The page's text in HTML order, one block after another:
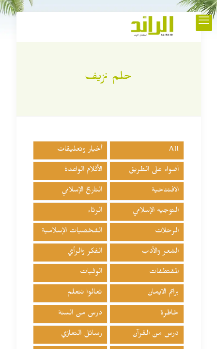
حلم نزيف
All أخبار وتعليقات
أضواء على الطريق الأقلام الواعدة
الافتتاحية التاريخ الإسلامي
التوجيه الإسلامي الرثاء
الرحلات الشخصيات الإسلامية
الشعر والأدب الفكر والرأي
المقتطفات الوفيات
براعم الايمان تعالوا نتعلم
خاطرة درس من السنة
درس من القرآن رسائل التعازي